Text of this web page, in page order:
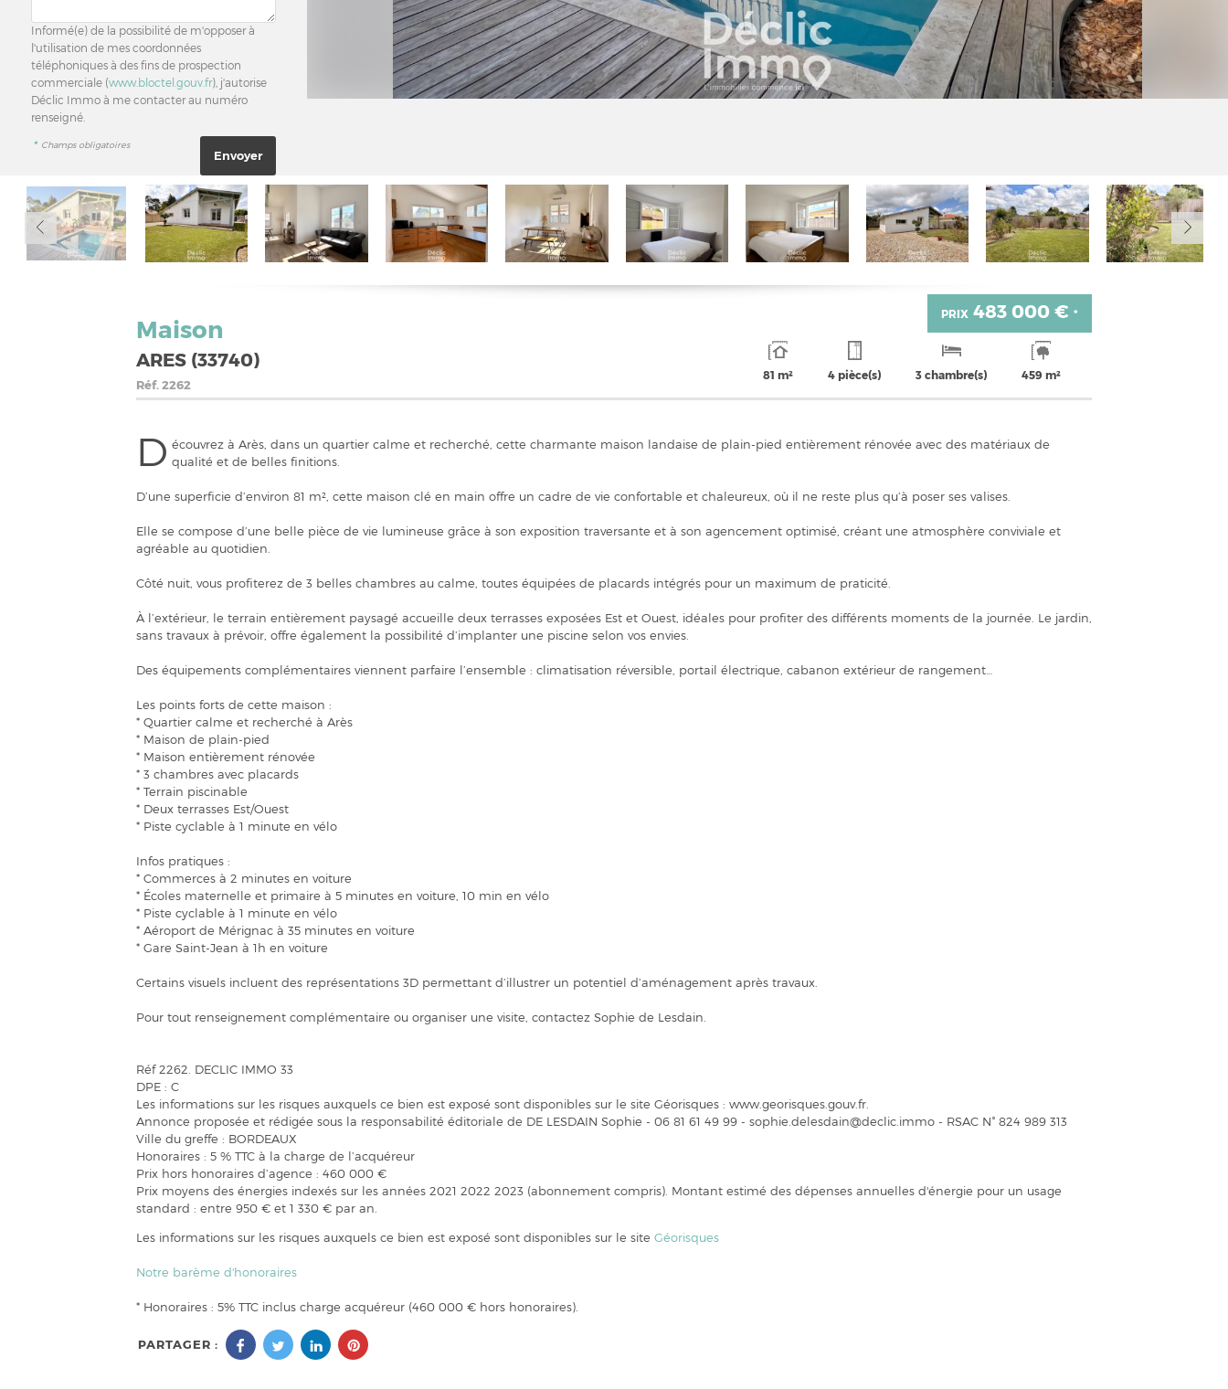
Informé(e) de la possibilité de m'opposer à
l'utilisation de mes coordonnées
téléphoniques à des fins de prospection
commerciale (www.bloctel.gouv.fr), j'autorise
Déclic Immo à me contacter au numéro
renseigné.
* Champs obligatoires
PRIX 483 000 €*
Maison
ARES (33740)
Réf.2262
81 m² 4 pièce(s) 3 chambre(s) 459 m²
D écouvrez à Arès, dans un quartier calme et recherché, cette charmante maison landaise de plain-pied entièrement rénovée avec des matériaux de
qualité et de belles finitions.
D’une superficie d’environ 81 m², cette maison clé en main offre un cadre de vie confortable et chaleureux, où il ne reste plus qu’à poser ses valises.
Elle se compose d’une belle pièce de vie lumineuse grâce à son exposition traversante et à son agencement optimisé, créant une atmosphère conviviale et
agréable au quotidien.
Côté nuit, vous profiterez de 3 belles chambres au calme, toutes équipées de placards intégrés pour un maximum de praticité.
À l’extérieur, le terrain entièrement paysagé accueille deux terrasses exposées Est et Ouest, idéales pour profiter des différents moments de la journée. Le jardin,
sans travaux à prévoir, offre également la possibilité d’implanter une piscine selon vos envies.
Des équipements complémentaires viennent parfaire l’ensemble : climatisation réversible, portail électrique, cabanon extérieur de rangement…
Les points forts de cette maison :
* Quartier calme et recherché à Arès
* Maison de plain-pied
* Maison entièrement rénovée
* 3 chambres avec placards
* Terrain piscinable
* Deux terrasses Est/Ouest
* Piste cyclable à 1 minute en vélo
Infos pratiques :
* Commerces à 2 minutes en voiture
* Écoles maternelle et primaire à 5 minutes en voiture, 10 min en vélo
* Piste cyclable à 1 minute en vélo
* Aéroport de Mérignac à 35 minutes en voiture
* Gare Saint-Jean à 1h en voiture
Certains visuels incluent des représentations 3D permettant d’illustrer un potentiel d’aménagement après travaux.
Pour tout renseignement complémentaire ou organiser une visite, contactez Sophie de Lesdain.
Réf 2262. DECLIC IMMO 33
DPE : C
Les informations sur les risques auxquels ce bien est exposé sont disponibles sur le site Géorisques : www.georisques.gouv.fr.
Annonce proposée et rédigée sous la responsabilité éditoriale de DE LESDAIN Sophie - 06 81 61 49 99 - sophie.delesdain@declic.immo - RSAC N° 824 989 313
Ville du greffe : BORDEAUX
Honoraires : 5 % TTC à la charge de l’acquéreur
Prix hors honoraires d’agence : 460 000 €
Prix moyens des énergies indexés sur les années 2021 2022 2023 (abonnement compris). Montant estimé des dépenses annuelles d'énergie pour un usage
standard : entre 950 € et 1 330 € par an.
Les informations sur les risques auxquels ce bien est exposé sont disponibles sur le site Géorisques
Notre barème d'honoraires
* Honoraires : 5% TTC inclus charge acquéreur (460 000 € hors honoraires).
PARTAGER :